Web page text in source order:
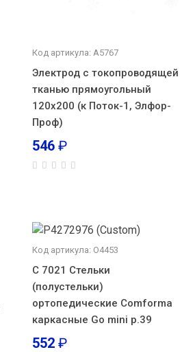
Код артикула: А5767
Электрод с токопроводящей
тканью прямоугольный
120х200 (к Поток-1, Элфор-
Проф)
546 ₽
Код артикула: О4453
С 7021 Стельки
(полустельки)
ортопедические Comforma
каркасные Go mini р.39
552 ₽